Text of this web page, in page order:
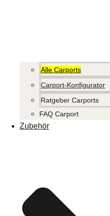
Alle Carports
Carport-Konfigurator
Ratgeber Carports
FAQ Carport
Zubehör